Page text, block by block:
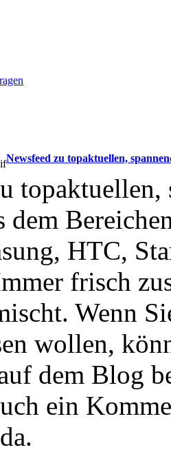
Newsfeed zu topaktuellen,
topaktuellen,
dem
HTC,
frisch
Wenn
wollen,
dem Blog
ein